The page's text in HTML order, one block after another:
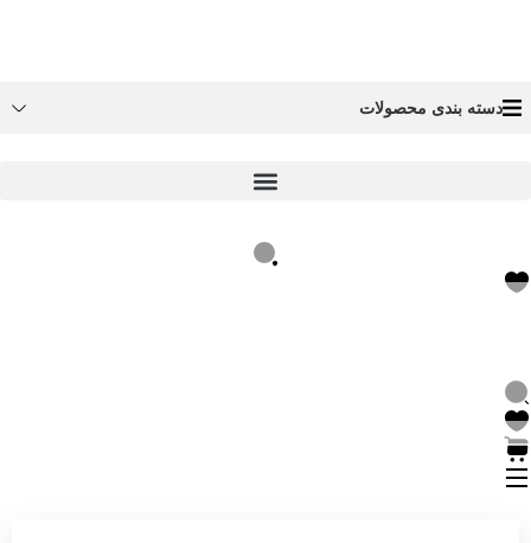
دسته بندی محصولات